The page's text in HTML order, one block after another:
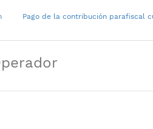
​Pago de la contribución parafiscal